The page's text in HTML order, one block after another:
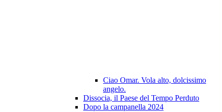
Ciao Omar. Vola alto, dolcissimo
angelo.
Dissocia, il Paese del Tempo Perduto
Dopo la campanella 2024